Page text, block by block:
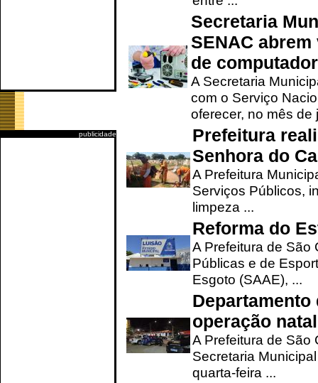
publicidade
Secretaria
SENAC
de
A Secretaria
com o Serviço
oferecer, no mês de
Prefeitura
Senhora do
A Prefeitura
Serviços Públicos,
limpeza ...
Reforma do
A Prefeitura de São
Públicas e de
Esgoto (SAAE), ...
operação
A Prefeitura de São
Secretaria
quarta-feira ...